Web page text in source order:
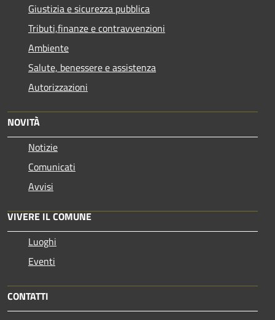
Giustizia e sicurezza pubblica
Tributi,finanze e contravvenzioni
Ambiente
Salute, benessere e assistenza
Autorizzazioni
NOVITÀ
Notizie
Comunicati
Avvisi
VIVERE IL COMUNE
Luoghi
Eventi
CONTATTI